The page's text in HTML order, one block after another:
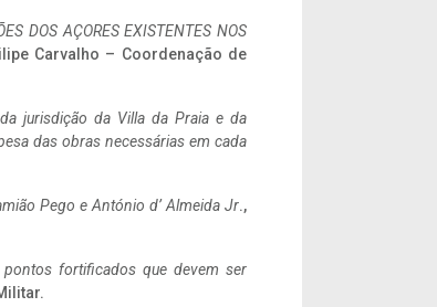
DOS AÇORES EXISTENTES NOS
Carvalho – Coordenação de
jurisdição da Villa da Praia e da
das obras necessárias em cada
Pego e António d’ Almeida Jr.,
fortificados que devem ser